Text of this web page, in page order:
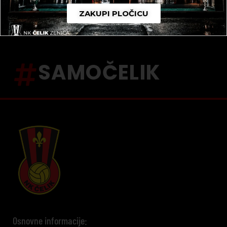
SAMOČELIK
Osnovne informacije:
ZAKUPI PLOČICU